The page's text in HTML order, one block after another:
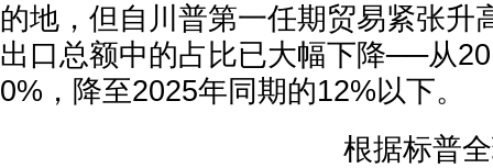
的地，但自川普第一任期贸易紧张升
出口总额中的占比已大幅下降──从
0%，降至2025年同期的12%以下。
根据标普